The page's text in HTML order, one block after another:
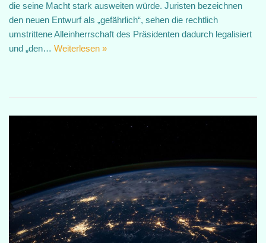
die seine Macht stark ausweiten würde. Juristen bezeichnen
den neuen Entwurf als „gefährlich“, sehen die rechtlich
umstrittene Alleinherrschaft des Präsidenten dadurch legalisiert
und „den… Weiterlesen »